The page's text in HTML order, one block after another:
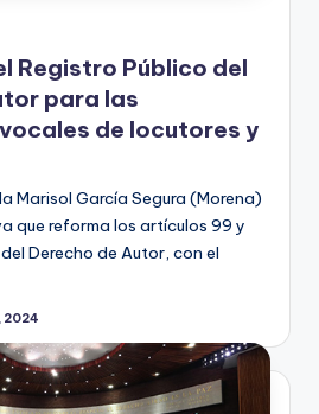
Registro Público del
para las
de locutores y
Marisol García Segura (Morena)
que reforma los artículos 99 y
Derecho de Autor, con el
2024